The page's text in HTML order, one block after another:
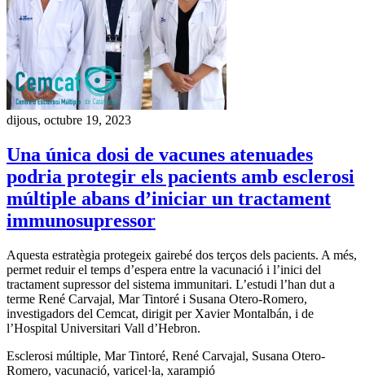
dijous, octubre 19, 2023
Una única dosi de vacunes atenuades
podria protegir els pacients amb esclerosi
múltiple abans d’iniciar un tractament
immunosupressor
Aquesta estratègia protegeix gairebé dos terços dels pacients. A més,
permet reduir el temps d’espera entre la vacunació i l’inici del
tractament supressor del sistema immunitari. L’estudi l’han dut a
terme René Carvajal, Mar Tintoré i Susana Otero-Romero,
investigadors del Cemcat, dirigit per Xavier Montalbán, i de
l’Hospital Universitari Vall d’Hebron.
Esclerosi múltiple, Mar Tintoré, René Carvajal, Susana Otero-
Romero, vacunació, varicel·la, xarampió